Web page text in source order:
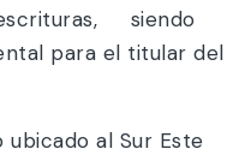
escrituras, siendo
para el titular del
ubicado al Sur Este